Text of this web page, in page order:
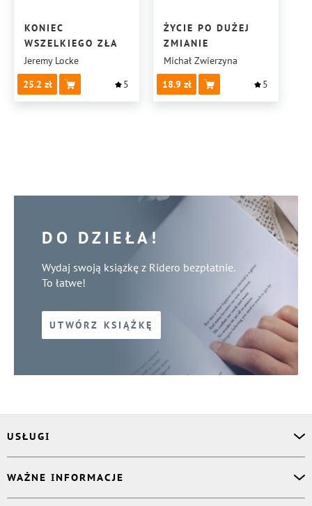
KONIEC
WSZELKIEGO ZŁA
Jeremy Locke
25.2
5
ŻYCIE PO DUŻEJ
ZMIANIE
Michał Zwierzyna
18.9
5
DO DZIEŁA!
Wydaj swoją książkę z Ridero bezpłatnie.
To łatwe!
UTWÓRZ KSIĄŻKĘ
USŁUGI
Korektor
Projektant okładki
WAŻNE INFORMACJE